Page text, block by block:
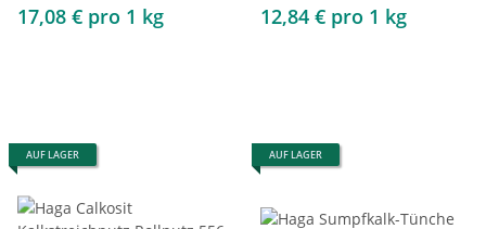
17,08 € pro 1 kg 12,84 € pro 1 kg
AUF LAGER AUF LAGER